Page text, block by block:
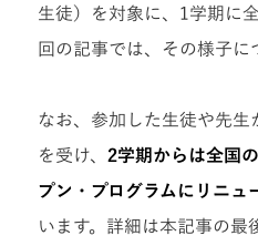
生徒）を対象に、1学期に
回の記事では、その様子に
なお、参加した生徒や先生
を受け、 2学期からは全国
プン・プログラムにリニュ
います。詳細は本記事の最